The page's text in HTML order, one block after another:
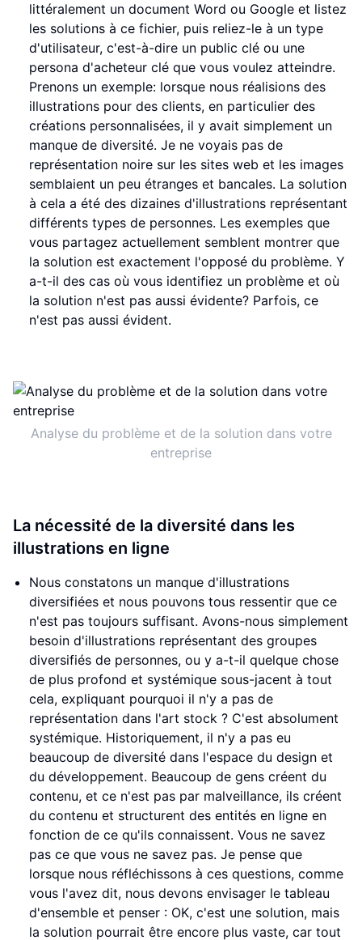
littéralement un document Word ou Google et listez
les solutions à ce fichier, puis reliez-le à un type
d'utilisateur, c'est-à-dire un public clé ou une
persona d'acheteur clé que vous voulez atteindre.
Prenons un exemple: lorsque nous réalisions des
illustrations pour des clients, en particulier des
créations personnalisées, il y avait simplement un
manque de diversité. Je ne voyais pas de
représentation noire sur les sites web et les images
semblaient un peu étranges et bancales. La solution
à cela a été des dizaines d'illustrations représentant
différents types de personnes. Les exemples que
vous partagez actuellement semblent montrer que
la solution est exactement l'opposé du problème. Y
a-t-il des cas où vous identifiez un problème et où
la solution n'est pas aussi évidente? Parfois, ce
n'est pas aussi évident.
Analyse du problème et de la solution dans votre
entreprise
La nécessité de la diversité dans les
illustrations en ligne
Nous constatons un manque d'illustrations
diversifiées et nous pouvons tous ressentir que ce
n'est pas toujours suffisant. Avons-nous simplement
besoin d'illustrations représentant des groupes
diversifiés de personnes, ou y a-t-il quelque chose
de plus profond et systémique sous-jacent à tout
cela, expliquant pourquoi il n'y a pas de
représentation dans l'art stock ? C'est absolument
systémique. Historiquement, il n'y a pas eu
beaucoup de diversité dans l'espace du design et
du développement. Beaucoup de gens créent du
contenu, et ce n'est pas par malveillance, ils créent
du contenu et structurent des entités en ligne en
fonction de ce qu'ils connaissent. Vous ne savez
pas ce que vous ne savez pas. Je pense que
lorsque nous réfléchissons à ces questions, comme
vous l'avez dit, nous devons envisager le tableau
d'ensemble et penser : OK, c'est une solution, mais
la solution pourrait être encore plus vaste, car tout